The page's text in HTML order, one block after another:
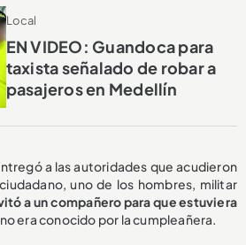
Local
EN VIDEO: Guandoca para
taxista señalado de robar a
pasajeros en Medellín
a las autoridades que acudieron
uno de los hombres, militar
a un compañero para que estuviera
era conocido por la cumpleañera.